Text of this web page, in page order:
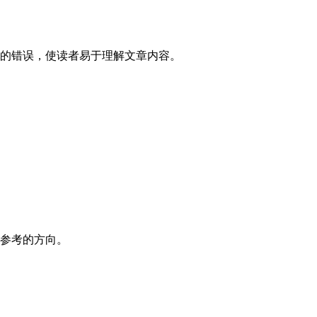
错误，使读者易于理解文章内容。
考的方向。